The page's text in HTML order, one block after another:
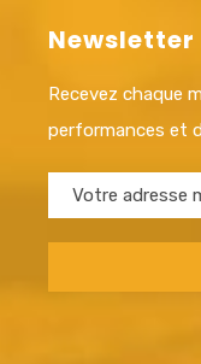
Newsletter
Recevez chaque
performances et